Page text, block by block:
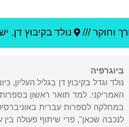
וחוקר /// נולד בקיבוץ דן,
ביוגרפיה
נולד וגדל בקיבוץ דן בגליל
במחלקה לספרות עברית
לנכבה שכאן", פרי שיתוף פעולה